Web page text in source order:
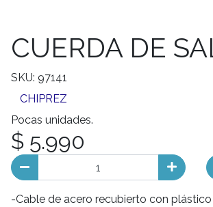
CUERDA DE
SKU: 97141
CHIPREZ
Pocas unidades.
$ 5.990
-Cable de acero recubierto con plástico